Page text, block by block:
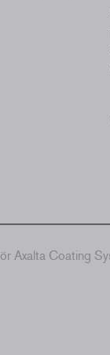
Axalta Coating